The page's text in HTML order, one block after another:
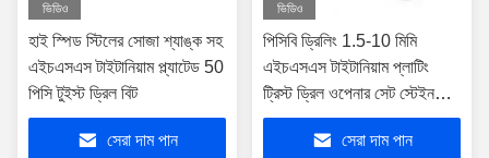
ভিডিও
হাই স্পিড স্টিলের সোজা শ্যাঙ্ক সহ
এইচএসএস টাইটানিয়াম প্ল্যাটেড 50
পিসি টুইস্ট ড্রিল বিট
সেরা দাম পান
ভিডিও
পিসিবি ড্রিলিং 1.5-10 মিমি
এইচএসএস টাইটানিয়াম প্লাটিং
ট্রিস্ট ড্রিল ওপেনার সেট স্টেইনলেস
স্টিল এবং হার্ড মেটাল স্টিলের জন্য
সেরা দাম পান